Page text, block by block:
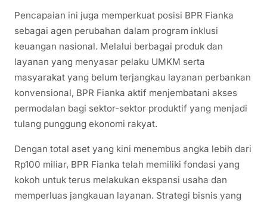
Pencapaian ini juga memperkuat posisi BPR Fianka
sebagai agen perubahan dalam program inklusi
keuangan nasional. Melalui berbagai produk dan
layanan yang menyasar pelaku UMKM serta
masyarakat yang belum terjangkau layanan perbankan
konvensional, BPR Fianka aktif menjembatani akses
permodalan bagi sektor-sektor produktif yang menjadi
tulang punggung ekonomi rakyat.
Dengan total aset yang kini menembus angka lebih dari
Rp100 miliar, BPR Fianka telah memiliki fondasi yang
kokoh untuk terus melakukan ekspansi usaha dan
memperluas jangkauan layanan. Strategi bisnis yang